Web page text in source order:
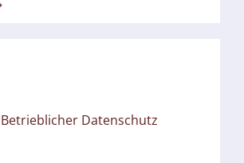
Betrieblicher Datenschutz